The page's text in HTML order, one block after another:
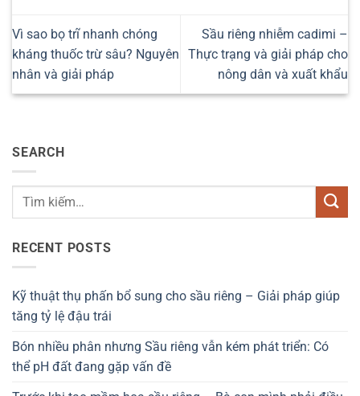
Vì sao bọ trĩ nhanh chóng
kháng thuốc trừ sâu? Nguyên
nhân và giải pháp
Sầu riêng nhiễm cadimi –
Thực trạng và giải pháp cho
nông dân và xuất khẩu
SEARCH
RECENT POSTS
Kỹ thuật thụ phấn bổ sung cho sầu riêng – Giải pháp giúp
tăng tỷ lệ đậu trái
Bón nhiều phân nhưng Sầu riêng vẫn kém phát triển: Có
thể pH đất đang gặp vấn đề